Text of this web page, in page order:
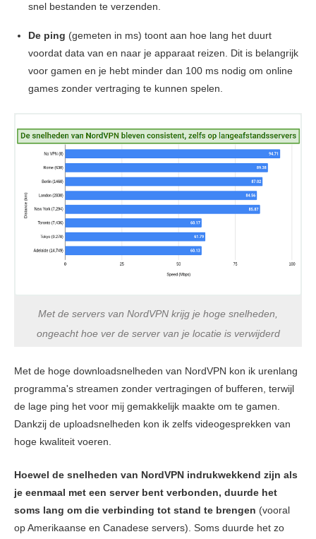
snel bestanden te verzenden.
De ping (gemeten in ms) toont aan hoe lang het duurt
voordat data van en naar je apparaat reizen. Dit is belangrijk
voor gamen en je hebt minder dan 100 ms nodig om online
games zonder vertraging te kunnen spelen.
Met de servers van NordVPN krijg je hoge snelheden,
ongeacht hoe ver de server van je locatie is verwijderd
Met de hoge downloadsnelheden van NordVPN kon ik urenlang
programma's streamen zonder vertragingen of bufferen, terwijl
de lage ping het voor mij gemakkelijk maakte om te gamen.
Dankzij de uploadsnelheden kon ik zelfs videogesprekken van
hoge kwaliteit voeren.
Hoewel de snelheden van NordVPN indrukwekkend zijn als
je eenmaal met een server bent verbonden, duurde het
soms lang om die verbinding tot stand te brengen (vooral
op Amerikaanse en Canadese servers). Soms duurde het zo